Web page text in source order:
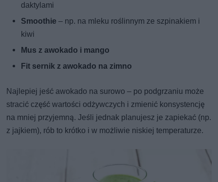
daktylami
Smoothie – np. na mleku roślinnym ze szpinakiem i
kiwi
Mus z awokado i mango
Fit sernik z awokado na zimno
Najlepiej jeść awokado na surowo – po podgrzaniu może
stracić część wartości odżywczych i zmienić konsystencję
na mniej przyjemną. Jeśli jednak planujesz je zapiekać (np.
z jajkiem), rób to krótko i w możliwie niskiej temperaturze.